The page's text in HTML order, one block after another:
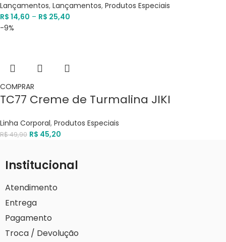
Lançamentos, Lançamentos, Produtos Especiais
R$ 14,60 – R$ 25,40
-9%
COMPRAR
TC77 Creme de Turmalina JIKI
Linha Corporal, Produtos Especiais
R$49,90 R$ 45,20
Institucional
Atendimento
Entrega
Pagamento
Troca / Devolução